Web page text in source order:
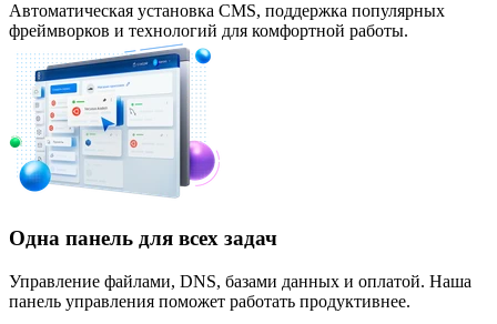
Автоматическая установка CMS, поддержка популярных
фреймворков и технологий для комфортной работы.
Одна панель для всех задач
Управление файлами, DNS, базами данных и оплатой. Наша
панель управления поможет работать продуктивнее.